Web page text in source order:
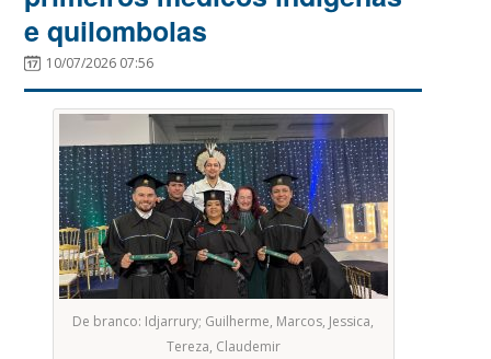
e quilombolas
10/07/2026 07:56
De branco: Idjarrury; Guilherme, Marcos, Jessica,
Tereza, Claudemir